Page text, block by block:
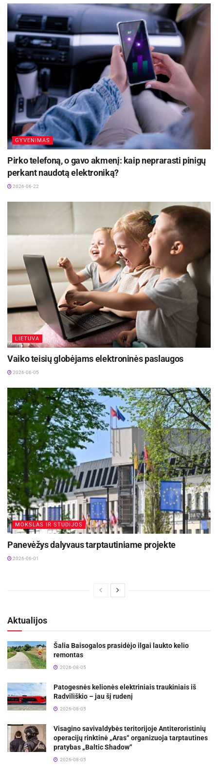
GYVENIMAS
Pirko telefoną, o gavo akmenį: kaip neprarasti pinigų
perkant naudotą elektroniką?
2026-06-22
LIETUVA
Vaiko teisių globėjams elektroninės paslaugos
2026-06-05
MOKSLAS IR STUDIJOS
Panevėžys dalyvaus tarptautiniame projekte
2026-06-01
Aktualijos
Šalia Baisogalos prasidėjo ilgai laukto kelio
remontas
2026-08-05
Patogesnės kelionės elektriniais traukiniais iš
Radviliškio – jau šį rudenį
2026-08-05
Visagino savivaldybės teritorijoje Antiteroristinių
operacijų rinktinė „Aras“ organizuoja tarptautines
pratybas „Baltic Shadow“
2026-08-05